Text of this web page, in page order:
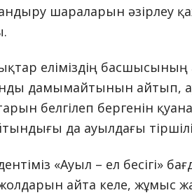
шараларын әзірлеу
еліміздің
дамымайтынын айтып,
белгілеп бергенін
да ауылдағы
«Ауыл – ел бесігі»
айта келе, жұмыс